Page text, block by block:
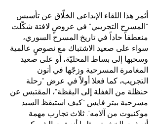
أثمر هذا اللقاء الإبداعي الخلّاق عن تأسيس
"المسرح التجريبي" في عروضٍ لافتة شكّلت
منعطفاً حاداً في تاريخ المسرح السوري،
سواء على صعيد الاشتباك مع نصوصٍ عالمية
وسحبها إلى بساط المحليّة، أو على صعيد
المغامرة المسرحية وزجّها في أتون
التجريب، كما فعلا أولاً في عرض "رحلة
حنظلة من الغفلة إلى اليقظة"، المقتبس عن
مسرحية بيتر فايس "كيف استيقظ السيد
موكنبوت من آلامه". ثلاث تجارب مهمة